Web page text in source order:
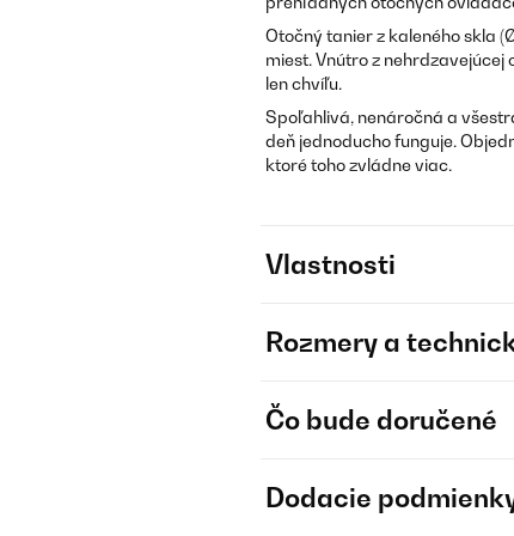
Otočný tanier z kaleného skla
miest. Vnútro z
len chvíľu.
Spoľahlivá, nenáročná a
deň jednoducho funguje.
ktoré toho zvládne viac.
Vlastnosti
Rozmery a
Čo bude doručené
Dodacie